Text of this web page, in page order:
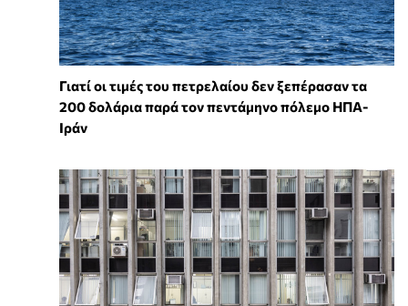
Γιατί οι τιμές του πετρελαίου δεν ξεπέρασαν τα
200 δολάρια παρά τον πεντάμηνο πόλεμο ΗΠΑ-
Ιράν